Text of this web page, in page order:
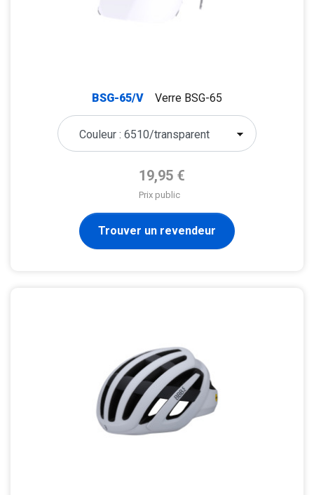
BSG-65/V Verre BSG-65
Prix de base
19,95 €
Prix public
Trouver un revendeur